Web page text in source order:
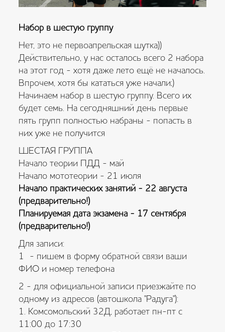
Набор в шестую группу
Нет, это не первоапрельская шутка))
Действительно, у нас осталось всего 2 набора
на этот год - хотя даже лето ещё не началось.
Впрочем, хотя бы кататься уже начали;)
Начинаем набор в шестую группу. Всего их
будет семь. На сегодняшний день первые
пять групп полностью набраны - попасть в
них уже не получится
ШЕСТАЯ ГРУППА
Начало теории ПДД - май
Начало мототеории - 21 июля
Начало практических занятий - 22 августа
(предварительно!)
Планируемая дата экзамена - 17 сентября
(предварительно!)
Для записи:
1 - пишем в форму обратной связи ваши
ФИО и номер телефона
2 - для официальной записи приезжайте по
одному из адресов (автошкола "Радуга"):
1. Комсомольский 32Д, работает пн-пт с
11:00 до 17:30